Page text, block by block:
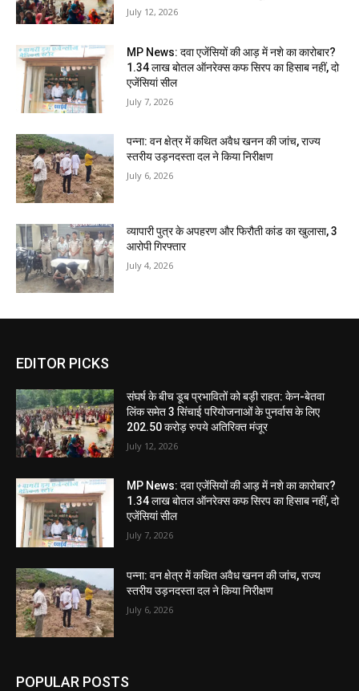
July 12, 2026
MP News: दवा एजेंसियों की आड़ में नशे का कारोबार?
1.34 लाख बोतल ऑनरेक्स कफ सिरप का हिसाब नहीं, दो
एजेंसियां सील
July 7, 2026
पन्ना: वन क्षेत्र में कथित अवैध खनन की जांच, राज्य
स्तरीय उड़नदस्ता दल ने किया निरीक्षण
July 6, 2026
व्यापारी पुत्र के अपहरण और फिरौती कांड का खुलासा, 3
आरोपी गिरफ्तार
July 4, 2026
EDITOR PICKS
संघर्ष के बीच डूब प्रभावितों को बड़ी राहत: केन-बेतवा
लिंक समेत 3 सिंचाई परियोजनाओं के पुनर्वास के लिए
202.50 करोड़ रुपये अतिरिक्त मंजूर
July 12, 2026
MP News: दवा एजेंसियों की आड़ में नशे का कारोबार?
1.34 लाख बोतल ऑनरेक्स कफ सिरप का हिसाब नहीं, दो
एजेंसियां सील
July 7, 2026
पन्ना: वन क्षेत्र में कथित अवैध खनन की जांच, राज्य
स्तरीय उड़नदस्ता दल ने किया निरीक्षण
July 6, 2026
POPULAR POSTS